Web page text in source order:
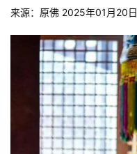
来源：原佛 2025年01月20日